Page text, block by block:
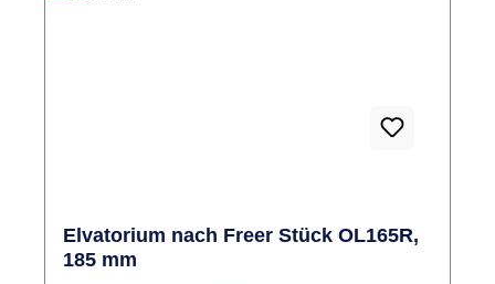
Elvatorium nach Freer Stück OL165R,
185 mm